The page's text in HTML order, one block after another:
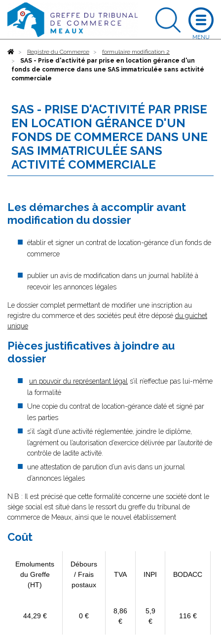
AccueilRegistre du Commerce
formulaire modification 2
SAS - Prise d'activité par prise en location gérance d'un
fonds de commerce dans une SAS immatriculée sans activité
commerciale
SAS - PRISE D'ACTIVITÉ PAR PRISE
EN LOCATION GÉRANCE D'UN
FONDS DE COMMERCE DANS UNE
SAS IMMATRICULÉE SANS
ACTIVITÉ COMMERCIALE
Les démarches à accomplir avant
modification du dossier
établir et signer un contrat de location-gérance d’un fonds de
commerce
publier un avis de modification dans un journal habilité à
recevoir les annonces légales
Le dossier complet permettant de modifier une inscription au
registre du commerce et des sociétés peut être déposé du guichet
unique
Pièces justificatives à joindre au
dossier
un pouvoir du représentant légal s’il n’effectue pas lui-même
la formalité
Une copie du contrat de location-gérance daté et signé par
les parties
s’il s’agit d’une activité réglementée, joindre le diplôme,
l’agrément ou l’autorisation d’exercice délivrée par l’autorité de
contrôle de ladite activité.
une attestation de parution d’un avis dans un journal
d’annonces légales
N.B : Il est précisé que cette formalité concerne une société dont le
siège social est situé dans le ressort du greffe du tribunal de
commerce de Meaux, ainsi que le nouvel établissement
Coût
Emoluments
du Greffe
(HT)
Débours
/ Frais
postaux
TVA INPI BODACC
44,29 € 0 €
8,86
€
5,9
€
116 €